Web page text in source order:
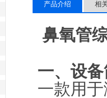
产品介绍 相
鼻氧管
一、 设
一款用